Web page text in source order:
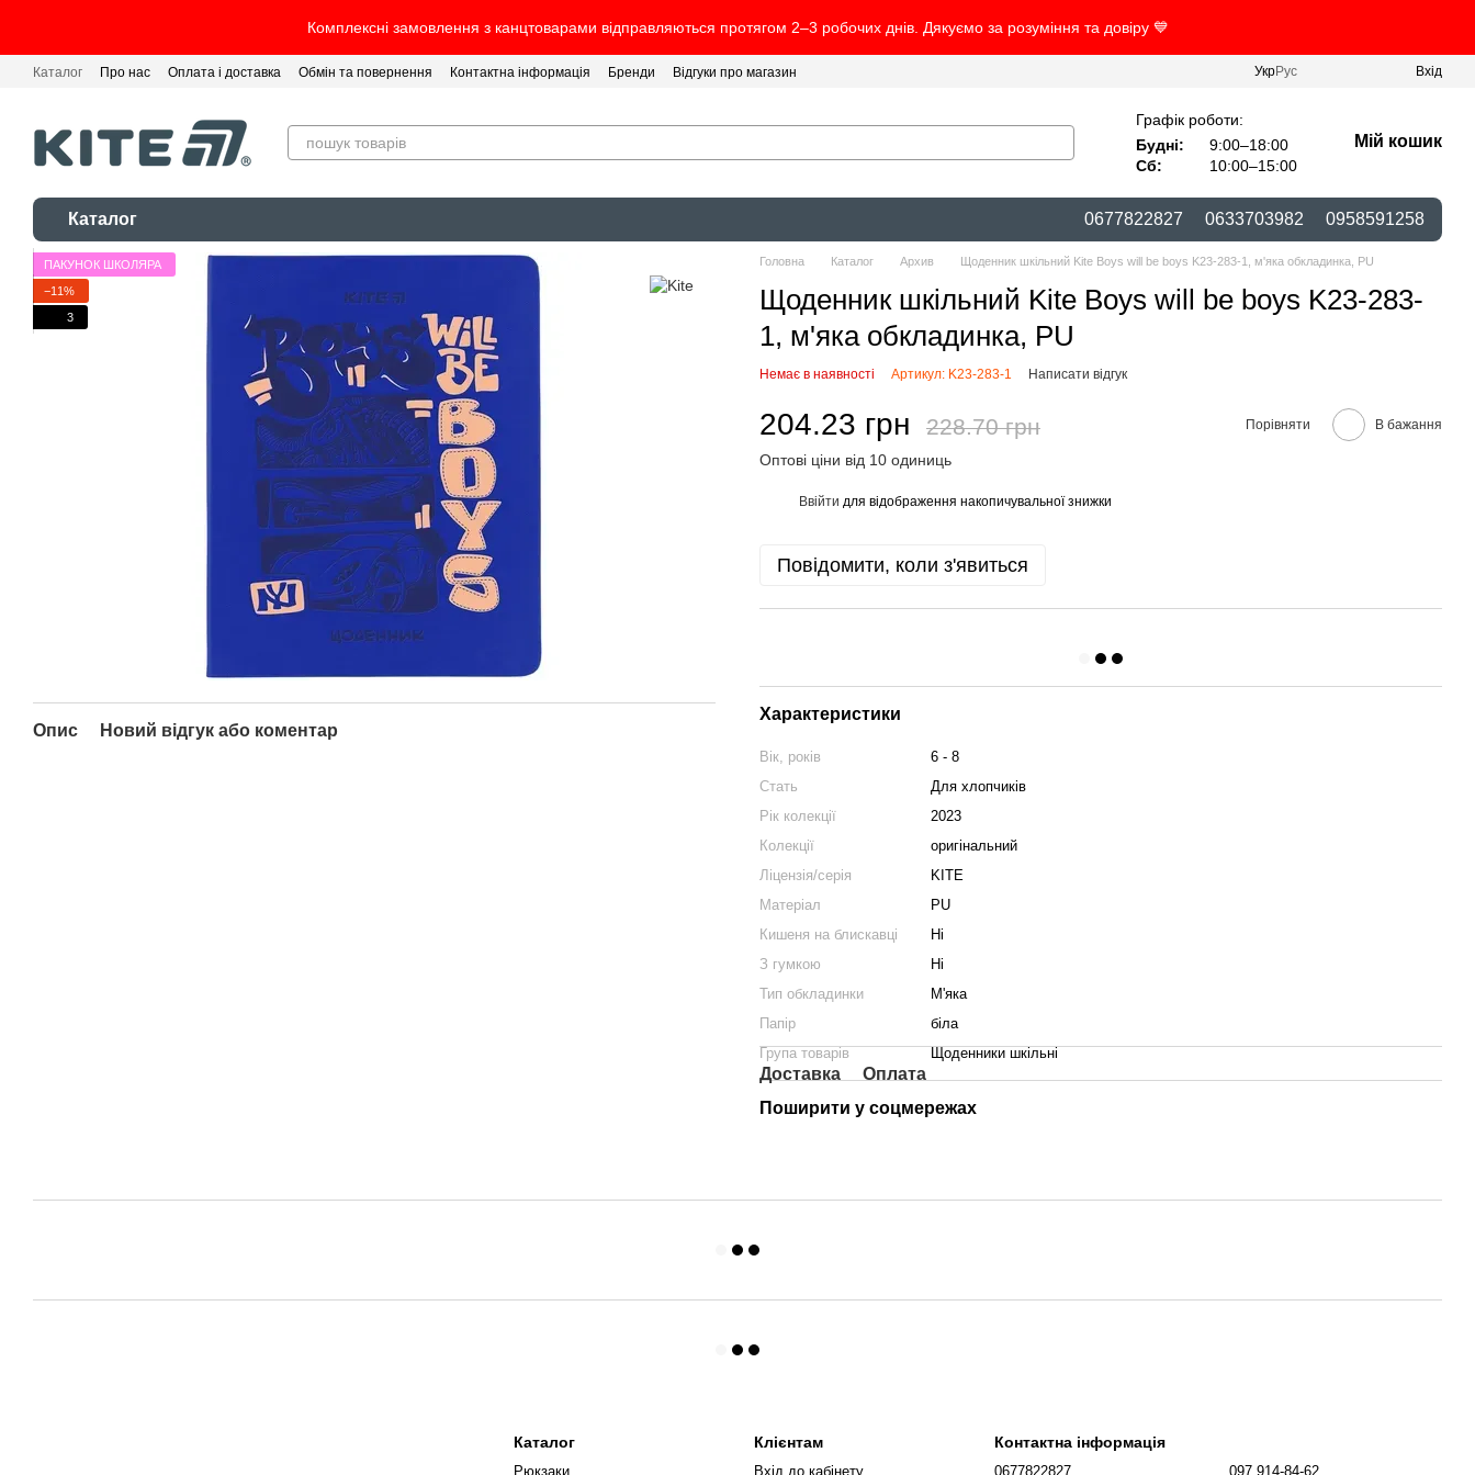
Комплексні замовлення з канцтоварами відправляються протягом 2–3 робочих днів. Дякуємо за розуміння та довіру 💙
Каталог Про нас Оплата і доставка Обмін та повернення Контактна інформація Бренди Відгуки про магазин УкрРус Вхід
Графік роботи:
Будні:
9:00–18:00
Сб:
10:00–15:00
Мій кошик
Каталог 0677822827 0633703982 0958591258
ПАКУНОК ШКОЛЯРА
−11%
3
Опис Новий відгук або коментар
Головна Каталог Архив Щоденник шкільний Kite Boys will be boys K23-283-1, м'яка обкладинка, PU
Щоденник шкільний Kite Boys will be boys K23-283-
1, м'яка обкладинка, PU
Немає в наявності Артикул: K23-283-1 Написати відгук
204.23 грн 228.70 грн Порівняти В бажання
Оптові ціни від 10 одиниць
Ввійти для відображення накопичувальної знижки
Повідомити, коли з'явиться
Характеристики
Вік, років
6 - 8
Стать
Для хлопчиків
Рік колекції
2023
Колекції
оригінальний
Ліцензія/серія
KITE
Матеріал
PU
Кишеня на блискавці
Ні
З гумкою
Ні
Тип обкладинки
М'яка
Папір
біла
Група товарів
Щоденники шкільні
Доставка
Оплата
Поширити у соцмережах
Каталог
Рюкзаки
Клієнтам
Вхід до кабінету
Контактна інформація
0677822827 097 914-84-62